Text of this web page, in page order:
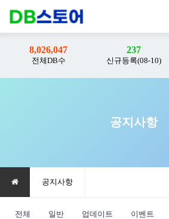
8,026,047
전체DB수
237
신규등록(08-10)
공지사항
공지사항
전체 일반 업데이트 이벤트